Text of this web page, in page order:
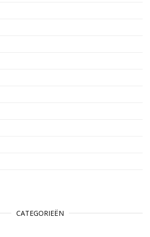
CATEGORIEËN